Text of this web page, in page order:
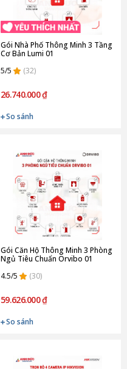
Gói Nhà Phố Thông Minh 3 Tầng
Cơ Bản Lumi 01
5/5
(32)
26.740.000 ₫
So sánh
Gói Căn Hộ Thông Minh 3 Phòng
Ngủ Tiêu Chuẩn Orvibo 01
4.5/5
(30)
59.626.000 ₫
So sánh